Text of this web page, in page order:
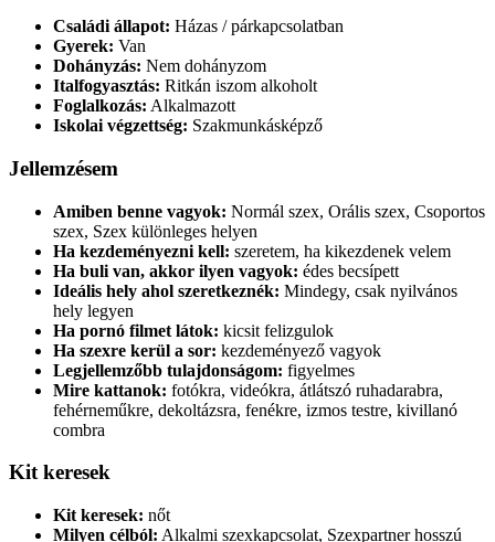
Családi állapot: Házas / párkapcsolatban
Gyerek: Van
Dohányzás: Nem dohányzom
Italfogyasztás: Ritkán iszom alkoholt
Foglalkozás: Alkalmazott
Iskolai végzettség: Szakmunkásképző
Jellemzésem
Amiben benne vagyok: Normál szex, Orális szex, Csoportos
szex, Szex különleges helyen
Ha kezdeményezni kell: szeretem, ha kikezdenek velem
Ha buli van, akkor ilyen vagyok: édes becsípett
Ideális hely ahol szeretkeznék: Mindegy, csak nyilvános
hely legyen
Ha pornó filmet látok: kicsit felizgulok
Ha szexre kerül a sor: kezdeményező vagyok
Legjellemzőbb tulajdonságom: figyelmes
Mire kattanok: fotókra, videókra, átlátszó ruhadarabra,
fehérneműkre, dekoltázsra, fenékre, izmos testre, kivillanó
combra
Kit keresek
Kit keresek: nőt
Milyen célból: Alkalmi szexkapcsolat, Szexpartner hosszú